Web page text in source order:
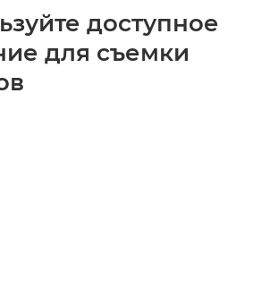
доступное
для съемки